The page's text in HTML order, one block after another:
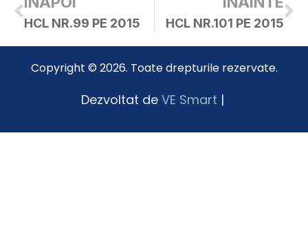
HCL NR.99 PE 2015 HCL NR.101 PE 2015
Copyright © 2026. Toate drepturile rezervate.
Dezvoltat de VE Smart |